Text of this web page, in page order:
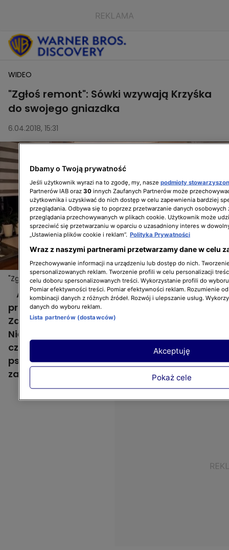
WIDEO
"Zgłoś remont": Sówki wzywają Krzyśka
do swojego gniazdka
6.04.2018, 15:31
"Zgłoś remont": Sówki wzywają Krzyśka do swojego gniazdka
Ania i Czarek z dziećmi kilka lat temu
przeprowadzili się z mieszkania do domu.
Zabrali ze sobą meble - także do kuchni.
Niestety, zabudowa nie wytrzymała próby
czasu i coraz częściej w tej kuchni coś się
psuje. Rodzina prosi o pomoc w jej
zaprojektowaniu Krzysztofa Mirucia!
Dbamy o Twoją prywatność
Jeśli użytkownik wyrazi na to zgodę, my, nasze podmioty
Partnerów IAB oraz 30 innych Zaufanych Partnerów może
użytkownika i uzyskiwać do nich dostęp w celu zapewnienia bardziej
przeglądania. Odbywa się to poprzez przetwarzanie danych osobowych
przeglądania przechowywanych w plikach cookie. Użytkownik może
sprzeciwić się przetwarzaniu w oparciu o uzasadniony interes w
„Ustawienia plików cookie i reklam”. Polityka Prywatności
Wraz z naszymi partnerami przetwarzamy dane w celu
Przechowywanie informacji na urządzeniu lub dostęp do nich.
spersonalizowanych reklam. Tworzenie profili w celu personalizacji
celu doboru spersonalizowanych treści. Wykorzystanie profili do
Pomiar efektywności treści. Pomiar efektywności reklam. Rozumienie
kombinacji danych z różnych źródeł. Rozwój i ulepszanie usług.
danych do wyboru reklam.
Lista partnerów (dostawców)
Pokaż cele
Akceptuję